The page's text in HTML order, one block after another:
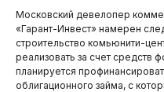
Московский девелопер
«Гарант-Инвест» намерен
строительство комьюнити-
реализовать за счет средств
планируется
облигационного займа, с